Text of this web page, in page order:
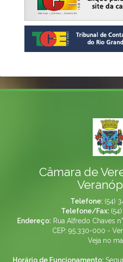
Câmara de
Telefone: (54)
Telefone/Fax:
Endereço: Rua Alfredo Chaves
CEP: 95.330-000 -
Veja no
Horário de Funcionamento: